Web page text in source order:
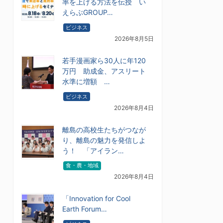
率を上げる方法を伝授 い
えらぶGROUP…
ビジネス
2026年8月5日
若手漫画家ら30人に年120
万円 助成金、アスリート
水準に増額 …
ビジネス
2026年8月4日
離島の高校生たちがつなが
り、離島の魅力を発信しよ
う！ 「アイラン…
食・農・地域
2026年8月4日
「Innovation for Cool
Earth Forum…